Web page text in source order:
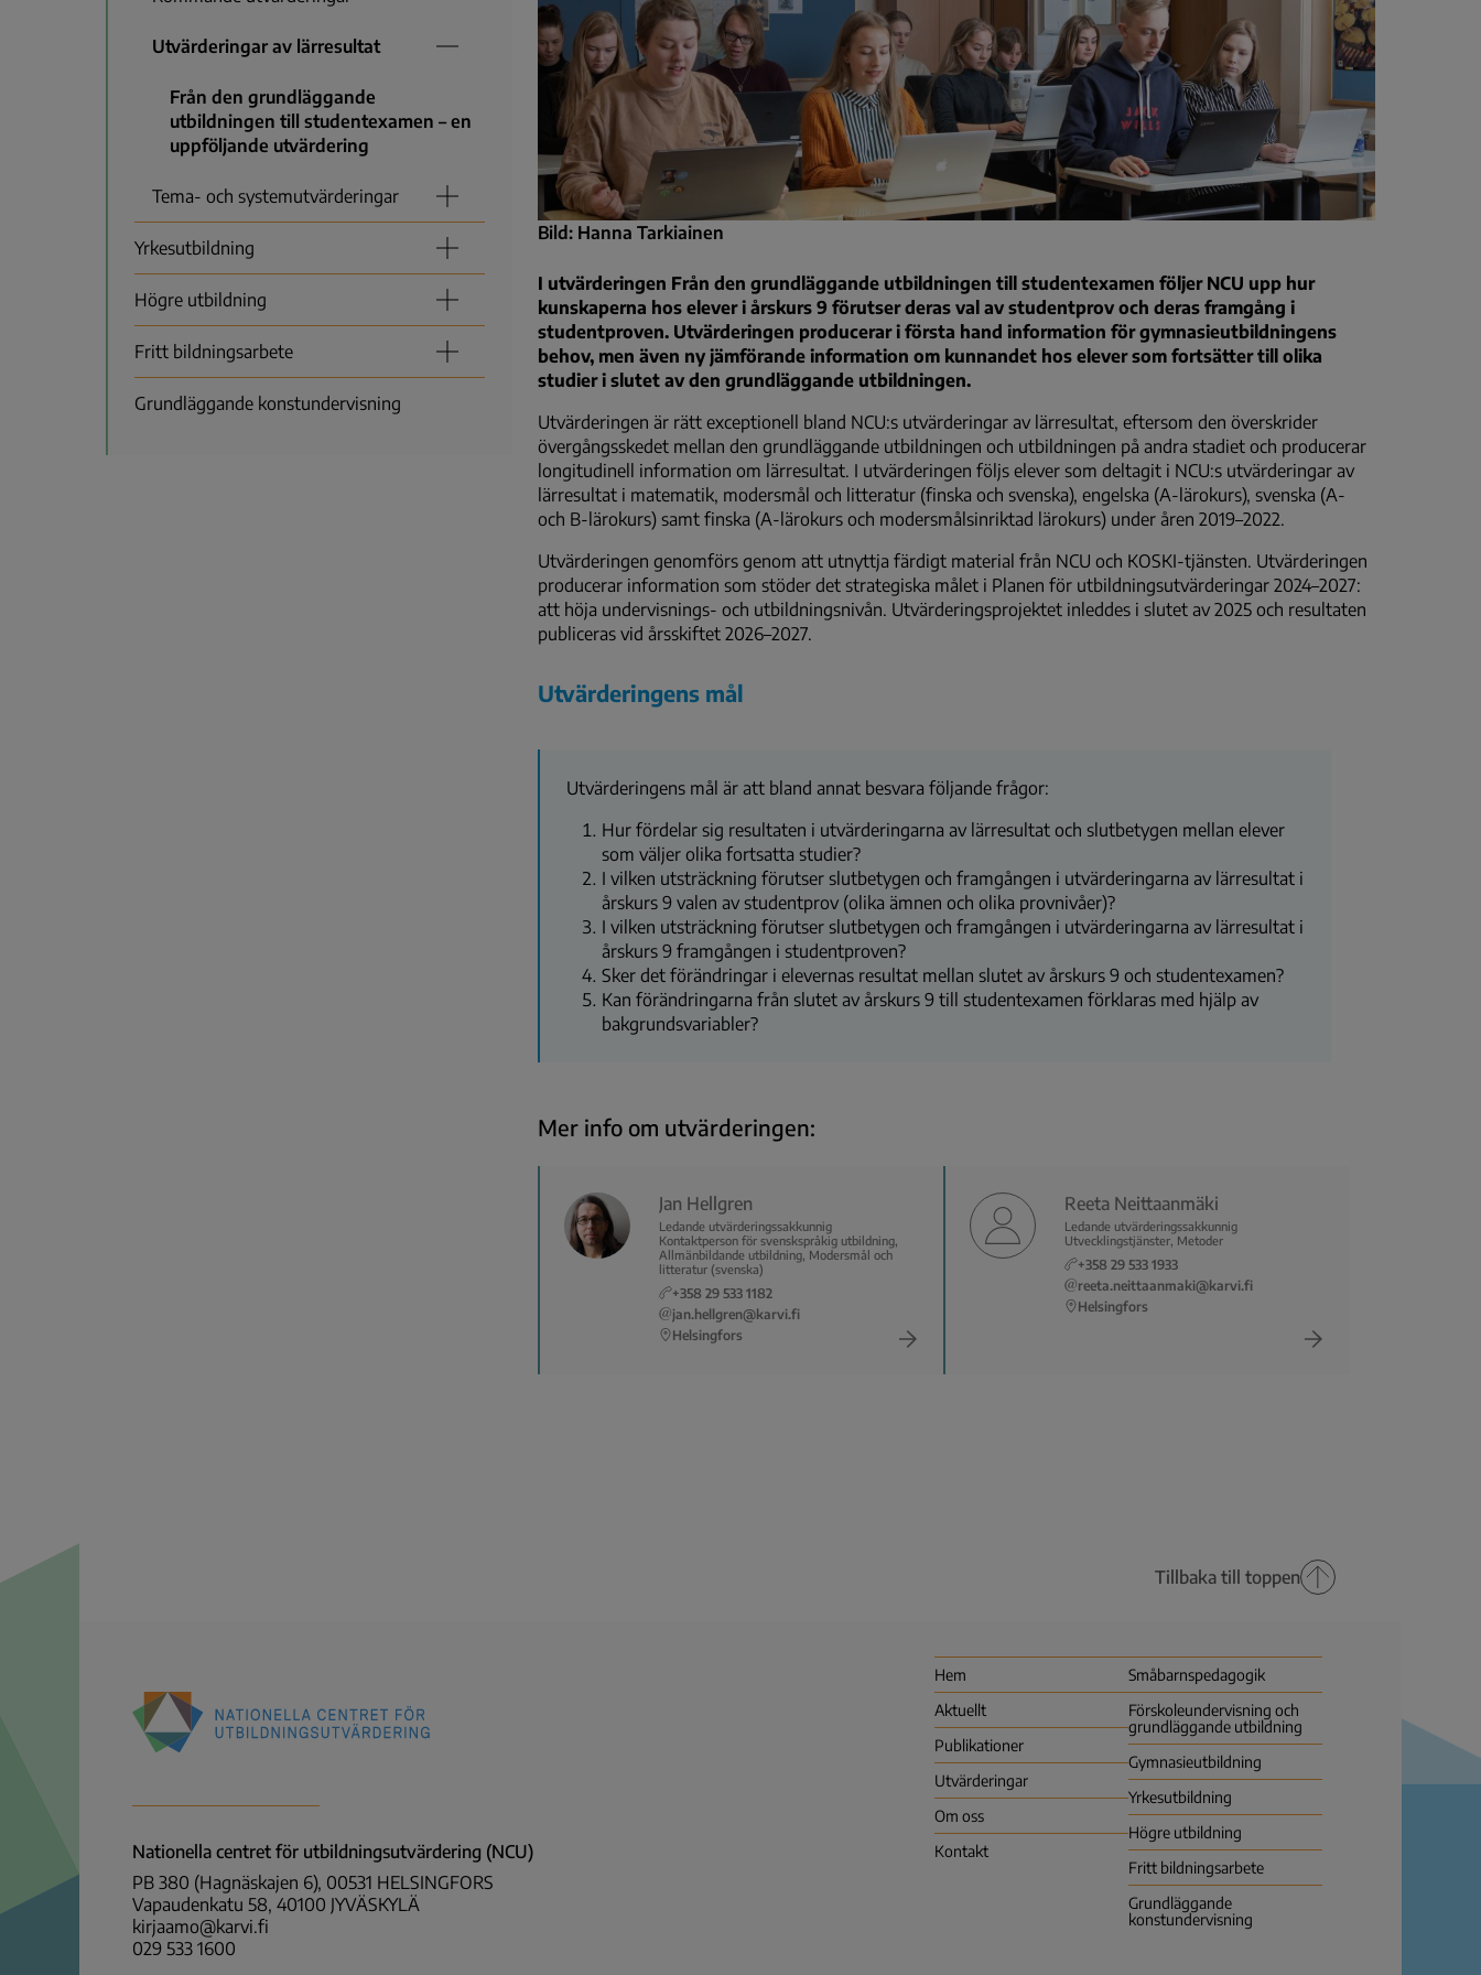
Bild: Hanna Tarkiainen
I utvärderingen Från den grundläggande utbildningen till studentexamen följer NCU upp hur
kunskaperna hos elever i årskurs 9 förutser deras val av studentprov och deras framgång i
studentproven. Utvärderingen producerar i första hand information för gymnasieutbildningens
behov, men även ny jämförande information om kunnandet hos elever som fortsätter till olika
studier i slutet av den grundläggande utbildningen.
Utvärderingen är rätt exceptionell bland NCU:s utvärderingar av lärresultat, eftersom den överskrider
övergångsskedet mellan den grundläggande utbildningen och utbildningen på andra stadiet och producerar
longitudinell information om lärresultat. I utvärderingen följs elever som deltagit i NCU:s utvärderingar av
lärresultat i matematik, modersmål och litteratur (finska och svenska), engelska (A-lärokurs), svenska (A-
och B-lärokurs) samt finska (A-lärokurs och modersmålsinriktad lärokurs) under åren 2019–2022.
Utvärderingen genomförs genom att utnyttja färdigt material från NCU och KOSKI-tjänsten. Utvärderingen
producerar information som stöder det strategiska målet i Planen för utbildningsutvärderingar 2024–2027:
att höja undervisnings- och utbildningsnivån. Utvärderingsprojektet inleddes i slutet av 2025 och resultaten
publiceras vid årsskiftet 2026–2027.
Utvärderingens mål
Utvärderingens mål är att bland annat besvara följande frågor:
Hur fördelar sig resultaten i utvärderingarna av lärresultat och slutbetygen mellan elever
som väljer olika fortsatta studier?
I vilken utsträckning förutser slutbetygen och framgången i utvärderingarna av lärresultat i
årskurs 9 valen av studentprov (olika ämnen och olika provnivåer)?
I vilken utsträckning förutser slutbetygen och framgången i utvärderingarna av lärresultat i
årskurs 9 framgången i studentproven?
Sker det förändringar i elevernas resultat mellan slutet av årskurs 9 och studentexamen?
Kan förändringarna från slutet av årskurs 9 till studentexamen förklaras med hjälp av
bakgrundsvariabler?
Mer info om utvärderingen:
Jan Hellgren
Ledande utvärderingssakkunnig
Kontaktperson för svenskspråkig utbildning,
Allmänbildande utbildning, Modersmål och
litteratur (svenska)
+358 29 533 1182
jan.hellgren@karvi.fi
Helsingfors
Reeta Neittaanmäki
Ledande utvärderingssakkunnig
Utvecklingstjänster, Metoder
+358 29 533 1933
reeta.neittaanmaki@karvi.fi
Helsingfors
Utvärderingar av lärresultat
Från den grundläggande
utbildningen till studentexamen – en
uppföljande utvärdering
Tema- och systemutvärderingar
Yrkesutbildning
Högre utbildning
Fritt bildningsarbete
Grundläggande konstundervisning
Tillbaka till toppen
för
(NCU)
Hem
Aktuellt
Publikationer
Utvärderingar
Om oss
Kontakt
Småbarns­pedagogik
Förskoleundervisning och
grundläggande utbildning
Gymnasie­utbildning
Yrkes­utbildning
Högre utbildning
Fritt bildningsarbete
Grundläggande
konstundervisning
Nationella centret för utbildningsutvärdering (NCU)
PB 380 (Hagnäskajen 6), 00531 HELSINGFORS
Vapaudenkatu 58, 40100 JYVÄSKYLÄ
kirjaamo@karvi.fi
029 533 1600